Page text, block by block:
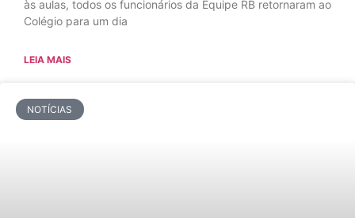
às aulas, todos os funcionários da Equipe RB retornaram ao
Colégio para um dia
LEIA MAIS
NOTÍCIAS